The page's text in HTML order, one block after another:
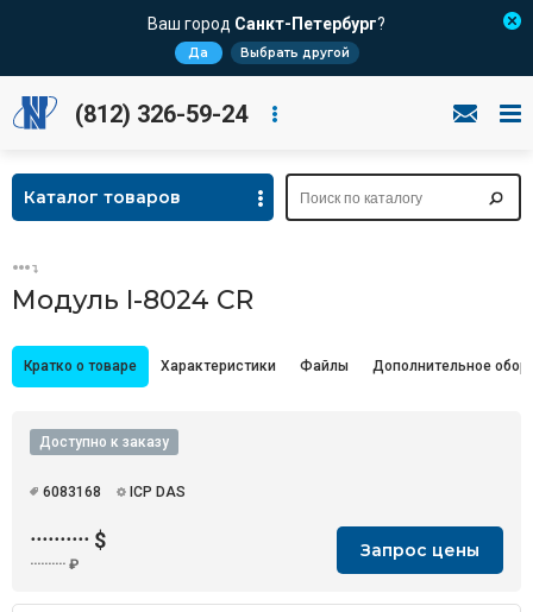
Ваш город Санкт-Петербург?
Да Выбрать другой
(812) 326-59-24
Каталог товаров
Модуль I-8024 CR
Кратко о товаре Характеристики Файлы Дополнительное
Доступно к заказу
6083168 ICP DAS
·········· $
·········· ₽
Запрос цены